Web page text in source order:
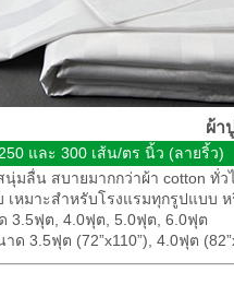
ผ้า
และ 300 เส้น/ตร นิ้ว (ลายริ้ว)
นุ่มลื่น สบายมากกว่าผ้า cotton
หมาะสำหรับโรงแรมทุกรูปแบบ
3.5ฟุต, 4.0ฟุต, 5.0ฟุต, 6.0ฟุต
3.5ฟุต (72”x110”), 4.0ฟุต